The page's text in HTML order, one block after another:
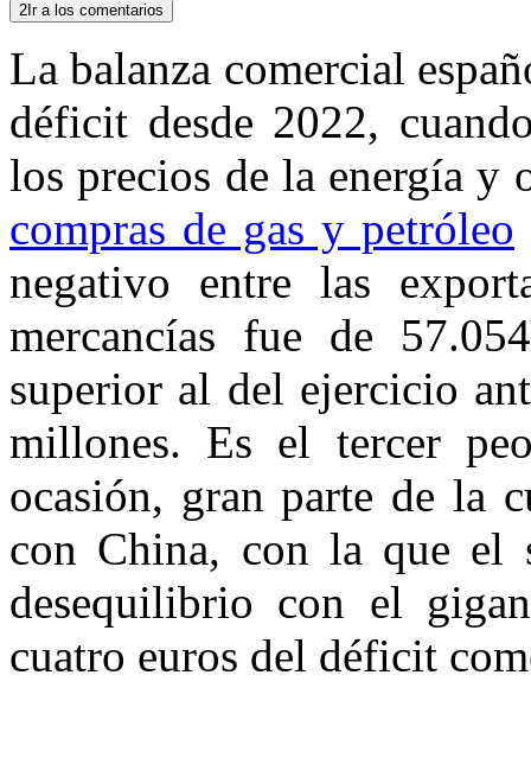
2 Ir a los comentarios
La balanza comercial
déficit desde 2022,
los precios de la energía y
compras de gas y petróleo
negativo entre las
mercancías fue de
superior al del ejercicio
millones. Es el tercer
ocasión, gran parte de la
con China, con la que el
desequilibrio con el
cuatro euros del déficit